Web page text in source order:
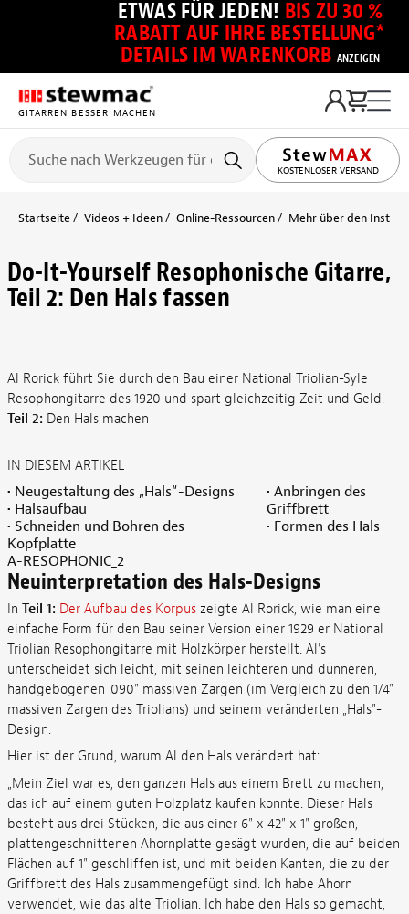
ETWAS FÜR JEDEN! BIS ZU 30 %
RABATT AUF IHRE BESTELLUNG*
DETAILS IM WARENKORB ANZEIGEN
GITARREN BESSER MACHEN
KOSTENLOSER VERSAND
Startseite Videos + Ideen Online-Ressourcen Mehr über den
Do-It-Yourself Resophonische Gitarre,
Teil 2: Den Hals fassen
Al Rorick führt Sie durch den Bau einer National Triolian-Syle
Resophongitarre des 1920 und spart gleichzeitig Zeit und Geld.
Teil 2: Den Hals machen
IN DIESEM ARTIKEL
• Neugestaltung des „Hals“-Designs
• Halsaufbau
• Schneiden und Bohren des
Kopfplatte
• Anbringen des
Griffbrett
• Formen des Hals
A-RESOPHONIC_2
Neuinterpretation des Hals-Designs
In Teil 1: Der Aufbau des Korpuszeigte Al Rorick, wie man eine
einfache Form für den Bau seiner Version einer 1929 er National
Triolian Resophongitarre mit Holzkörper herstellt. Al's
unterscheidet sich leicht, mit seinen leichteren und dünneren,
handgebogenen .090" massiven Zargen (im Vergleich zu den 1/4"
massiven Zargen des Triolians) und seinem veränderten „Hals"-
Design.
Hier ist der Grund, warum Al den Hals verändert hat:
„Mein Ziel war es, den ganzen Hals aus einem Brett zu machen,
das ich auf einem guten Holzplatz kaufen konnte. Dieser Hals
besteht aus drei Stücken, die aus einer 6" x 42" x 1" großen,
plattengeschnittenen Ahornplatte gesägt wurden, die auf beiden
Flächen auf 1" geschliffen ist, und mit beiden Kanten, die zu der
Griffbrett des Hals zusammengefügt sind. Ich habe Ahorn
verwendet, wie das alte Triolian. Ich habe den Hals so gemacht,